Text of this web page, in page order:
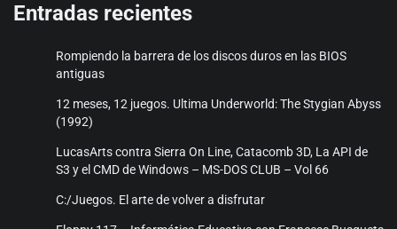
Entradas recientes
Rompiendo la barrera de los discos duros en las BIOS
antiguas
12 meses, 12 juegos. Ultima Underworld: The Stygian Abyss
(1992)
LucasArts contra Sierra On Line, Catacomb 3D, La API de
S3 y el CMD de Windows – MS-DOS CLUB – Vol 66
C:/Juegos. El arte de volver a disfrutar